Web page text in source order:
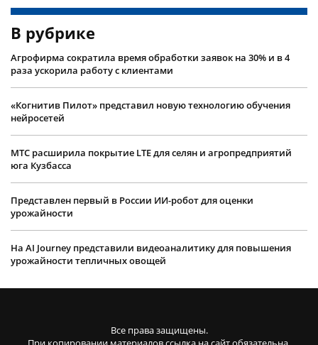
В рубрике
Агрофирма сократила время обработки заявок на 30% и в 4
раза ускорила работу с клиентами
«Когнитив Пилот» представил новую технологию обучения
нейросетей
МТС расширила покрытие LTE для селян и агропредприятий
юга Кузбасса
Представлен первый в России ИИ-робот для оценки
урожайности
На AI Journey представили видеоаналитику для повышения
урожайности тепличных овощей
Все права защищены.